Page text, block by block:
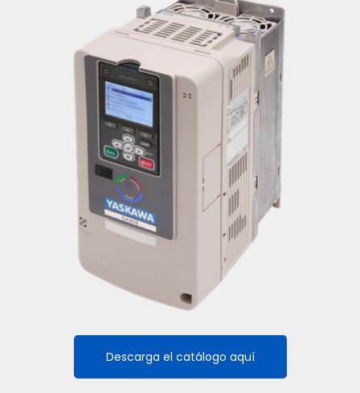
Descarga el catálogo aquí